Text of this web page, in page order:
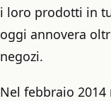
i loro prodotti in
oggi annovera
negozi.
Nel febbraio 2014